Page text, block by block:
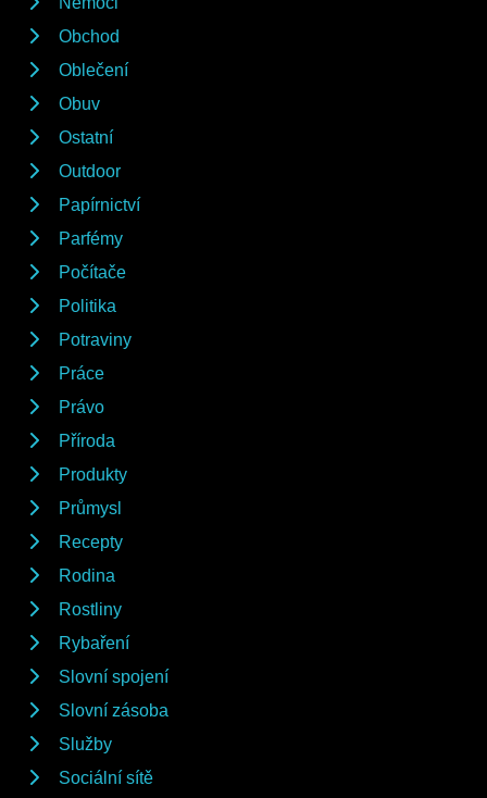
Obchod
Oblečení
Obuv
Ostatní
Outdoor
Papírnictví
Parfémy
Počítače
Politika
Potraviny
Práce
Právo
Příroda
Produkty
Průmysl
Recepty
Rodina
Rostliny
Rybaření
Slovní spojení
Slovní zásoba
Služby
Sociální sítě